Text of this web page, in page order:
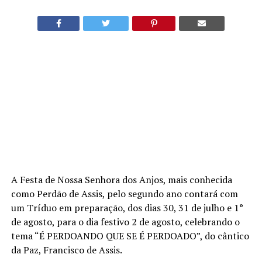
A Festa de Nossa Senhora dos Anjos, mais conhecida
como Perdão de Assis, pelo segundo ano contará com
um Tríduo em preparação, dos dias 30, 31 de julho e 1°
de agosto, para o dia festivo 2 de agosto, celebrando o
tema “É PERDOANDO QUE SE É PERDOADO”, do cântico
da Paz, Francisco de Assis.